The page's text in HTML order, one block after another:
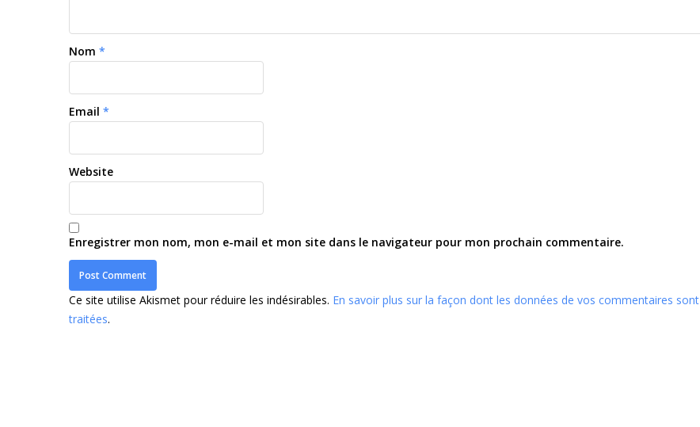
Nom *
Email *
Website
Enregistrer mon nom, mon e-mail et mon site dans le navigateur pour mon prochain commentaire.
Ce site utilise Akismet pour réduire les indésirables. En savoir plus sur la façon dont les données de vos commentaires sont
traitées.